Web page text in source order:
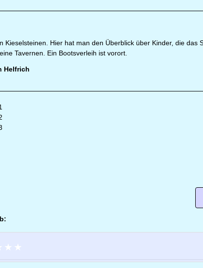
Kieselsteinen. Hier hat man den Überblick über Kinder, die das
Tavernen. Ein Bootsverleih ist vorort.
Helfrich
★ ★